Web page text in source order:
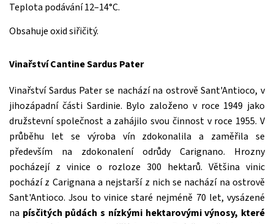
Teplota podávání 12–14°C.
Obsahuje oxid siřičitý.
Vinařství Cantine Sardus Pater
Vinařství Sardus Pater se nachází na ostrově Sant'Antioco, v
jihozápadní části Sardinie. Bylo založeno v roce 1949 jako
družstevní společnost a zahájilo svou činnost v roce 1955. V
průběhu let se výroba vín zdokonalila a zaměřila se
především na zdokonalení odrůdy Carignano. Hrozny
pocházejí z vinice o rozloze 300 hektarů. Většina vinic
pochází z Carignana a nejstarší z nich se nachází na ostrově
Sant'Antioco. Jsou to vinice staré nejméně 70 let, vysázené
na písčitých půdách s nízkými hektarovými výnosy, které